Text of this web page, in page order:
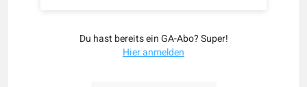
Du hast bereits ein GA-Abo? Super!
Hier anmelden